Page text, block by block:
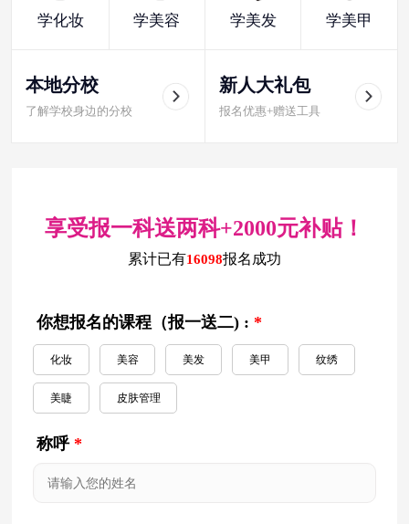
学化妆 学美容 学美发 学美甲
本地分校
了解学校身边的分校
新人大礼包
报名优惠+赠送工具
享受报一科送两科+2000元补贴！
累计已有16098报名成功
你想报名的课程（报一送二) : *
化妆 美容 美发 美甲 纹绣
美睫 皮肤管理
称呼 *